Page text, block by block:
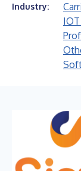
Industry: